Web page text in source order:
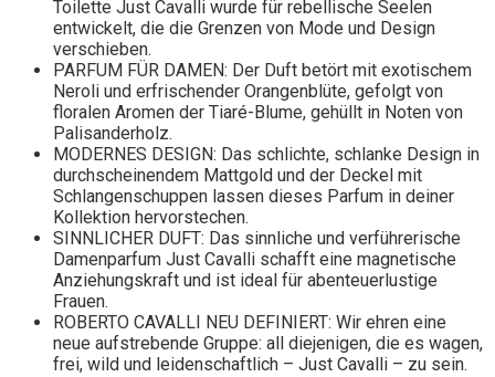
Toilette Just Cavalli wurde für rebellische Seelen
entwickelt, die die Grenzen von Mode und Design
verschieben.
PARFUM FÜR DAMEN: Der Duft betört mit exotischem
Neroli und erfrischender Orangenblüte, gefolgt von
floralen Aromen der Tiaré-Blume, gehüllt in Noten von
Palisanderholz.
MODERNES DESIGN: Das schlichte, schlanke Design in
durchscheinendem Mattgold und der Deckel mit
Schlangenschuppen lassen dieses Parfum in deiner
Kollektion hervorstechen.
SINNLICHER DUFT: Das sinnliche und verführerische
Damenparfum Just Cavalli schafft eine magnetische
Anziehungskraft und ist ideal für abenteuerlustige
Frauen.
ROBERTO CAVALLI NEU DEFINIERT: Wir ehren eine
neue aufstrebende Gruppe: all diejenigen, die es wagen,
frei, wild und leidenschaftlich – Just Cavalli – zu sein.